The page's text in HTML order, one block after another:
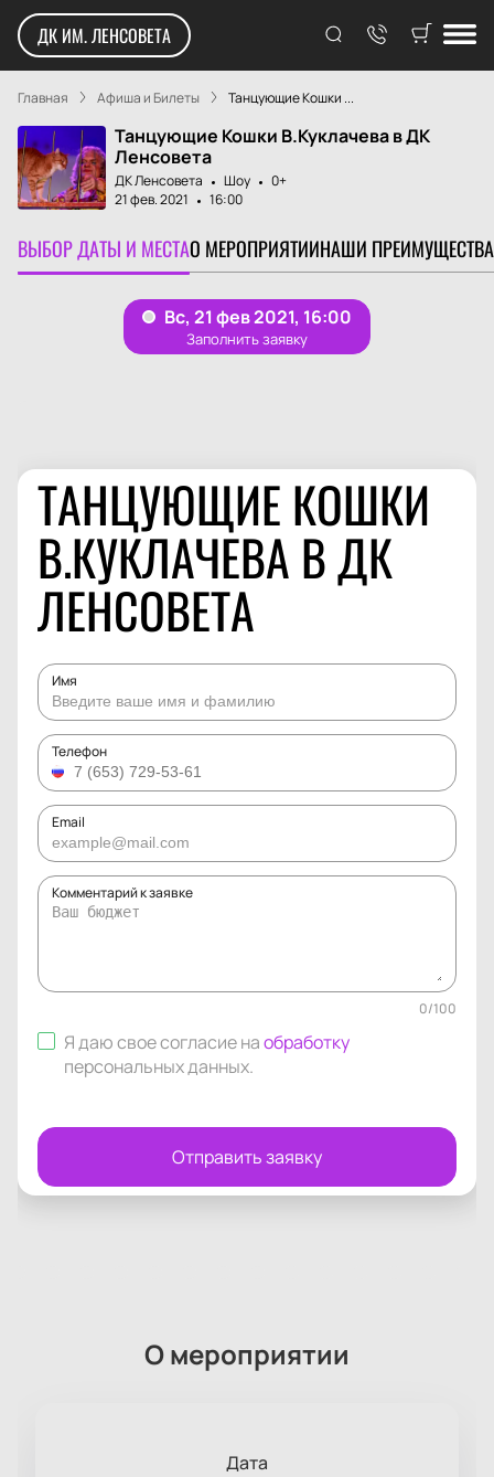
ДК ИМ. ЛЕНСОВЕТА
Главная Афиша и Билеты Танцующие Кошки ...
Танцующие Кошки В.Куклачева в ДК
Ленсовета
ДК Ленсовета Шоу
0+
21 фев. 2021
16:00
ВЫБОР ДАТЫ И МЕСТАО МЕРОПРИЯТИИНАШИ ПРЕИМУЩЕСТВА
ТАНЦУЮЩИЕ КОШКИ
В.КУКЛАЧЕВА В ДК
ЛЕНСОВЕТА
Имя
Телефон
Email
Комментарий к заявке
0/100
Я даю свое согласие наобработку
персональных данных.
Отправить заявку
О мероприятии
Дата